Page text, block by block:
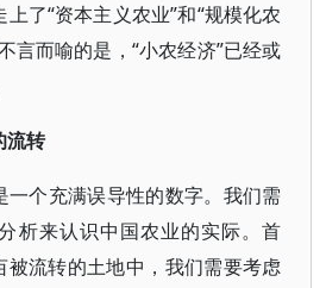
了“资本主义农业”和“规模化农
言而喻的是，“小农经济”已经或
流转
一个充满误导性的数字。我们需
析来认识中国农业的实际。首
被流转的土地中，我们需要考虑